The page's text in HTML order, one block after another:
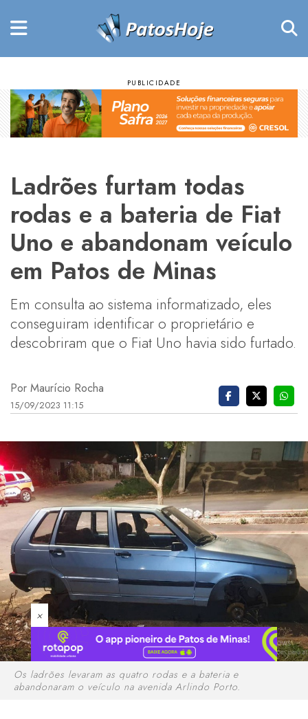
Ladrões furtam todas
rodas e a bateria de Fiat
Uno e abandonam veículo
em Patos de Minas
Em consulta ao sistema informatizado, eles
conseguiram identificar o proprietário e
descobriram que o Fiat Uno havia sido furtado.
Por Maurício Rocha
15/09/2023 11:15
×
Os ladrões levaram as quatro rodas e a bateria e
abandonaram o veículo na avenida Arlindo Porto.